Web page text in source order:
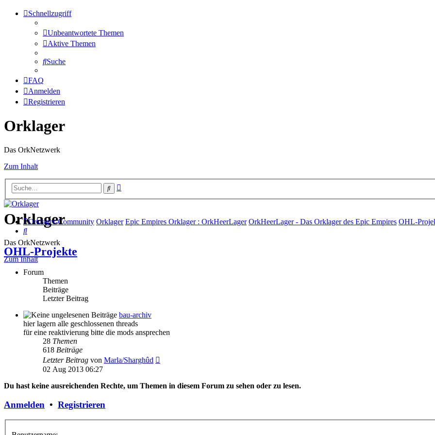
Schnellzugriff
Unbeantwortete Themen
Aktive Themen
Suche
FAQ
Anmelden
Registrieren
Orklager
Das OrkNetzwerk
Zum Inhalt
Suche
Orklager
Das OrkNetzwerk
Zum Inhalt
Orklager-Community Orklager Epic Empires Orklager : OrkHeerLager OrkHeerLager - Das Orklager des Epic Empires OHL-
Suche
OHL-Projekte
Forum
Themen
Beiträge
Letzter Beitrag
bau-archiv
hier lagern alle geschlossenen threads
für eine reaktivierung bitte die mods ansprechen
28 Themen
618 Beiträge
Letzter Beitrag von Marla/Sharghûd
02 Aug 2013 06:27
Du hast keine ausreichenden Rechte, um Themen in diesem Forum zu sehen oder zu lesen.
Anmelden • Registrieren